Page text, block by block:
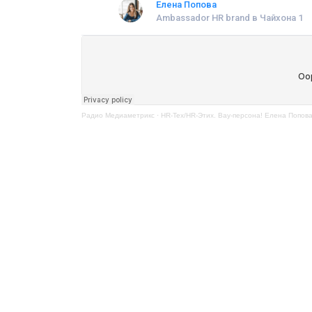
Елена Попова
Ambassador HR brand в Чайхона 1
Радио Медиаметрикс · HR-Тех/HR-Этих. Вау-персона! Елена Попова